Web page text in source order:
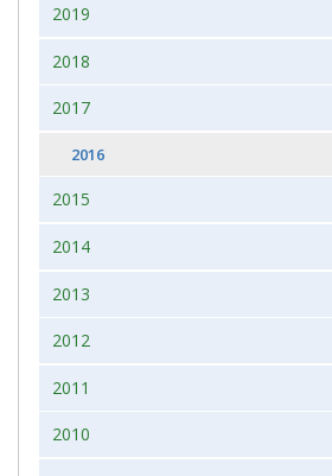
2019
2018
2017
2016
2015
2014
2013
2012
2011
2010